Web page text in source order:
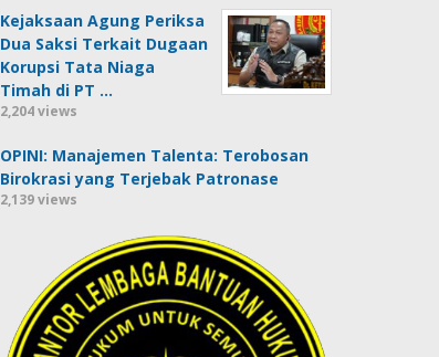
Kejaksaan Agung Periksa
Dua Saksi Terkait Dugaan
Korupsi Tata Niaga
Timah di PT …
2,204 views
OPINI: Manajemen Talenta: Terobosan
Birokrasi yang Terjebak Patronase
2,139 views